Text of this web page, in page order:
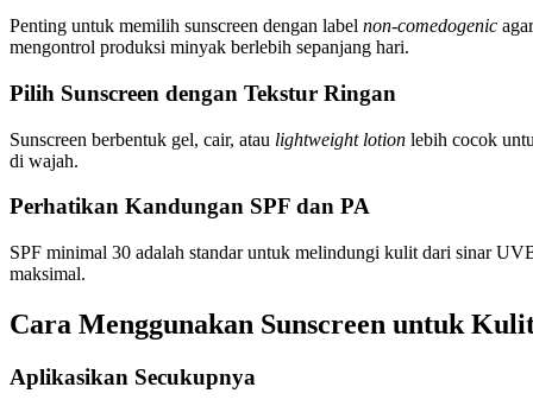
Penting untuk memilih sunscreen dengan label non-comedogenic
mengontrol produksi minyak berlebih sepanjang hari.
Pilih Sunscreen dengan Tekstur Ringan
Sunscreen berbentuk gel, cair, atau lightweight lotion lebih cocok
di wajah.
Perhatikan Kandungan SPF dan PA
SPF minimal 30 adalah standar untuk melindungi kulit dari sinar
maksimal.
Cara Menggunakan Sunscreen untuk
Aplikasikan Secukupnya